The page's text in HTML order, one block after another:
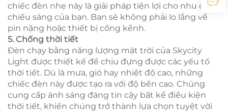
chiếc đèn nhẹ này là giải pháp tiện lợi cho nhu cầu
chiếu sáng của bạn. Bạn sẽ không phải lo lắng về
pin nặng hoặc thiết bị cồng kềnh.
5. Chống thời tiết
Đèn chạy bằng năng lượng mặt trời của Skycity
Light được thiết kế để chịu đựng được các yếu tố
thời tiết. Dù là mưa, gió hay nhiệt độ cao, những
chiếc đèn này được tạo ra với độ bền cao. Chúng
cung cấp ánh sáng đáng tin cậy bất kể điều kiện
thời tiết, khiến chúng trở thành lựa chọn tuyệt vời